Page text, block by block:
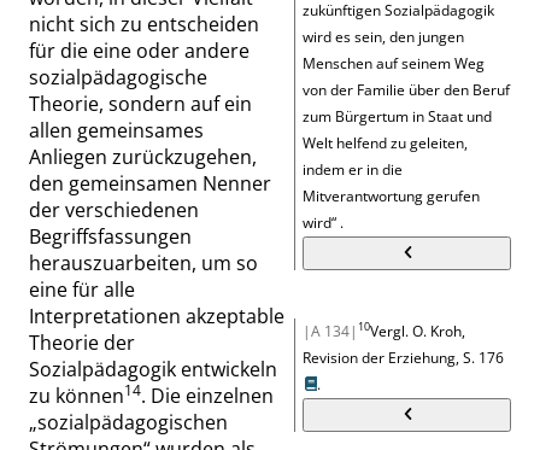
zukünftigen Sozialpädagogik
wird es sein, den jungen
Menschen auf seinem Weg
von der Familie über den Beruf
zum Bürgertum in Staat und
Welt helfend zu geleiten,
indem er in die
Mitverantwortung gerufen
wird“ .
|A 134| 10Vergl. O. Kroh,
Revision der Erziehung,S. 176
.
nicht sich zu entscheiden
für die eine oder andere
sozialpädagogische
Theorie, sondern auf ein
allen gemeinsames
Anliegen zurückzugehen,
den gemeinsamen Nenner
der verschiedenen
Begriffsfassungen
herauszuarbeiten, um so
eine für alle
Interpretationen akzeptable
Theorie der
Sozialpädagogik entwickeln
zu können14. Die einzelnen
„sozialpädagogischen